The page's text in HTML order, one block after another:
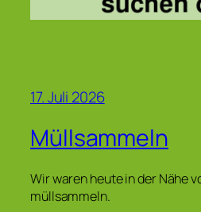
17. Juli 2026
Müllsammeln
Wir waren heute in der Nähe
müllsammeln.